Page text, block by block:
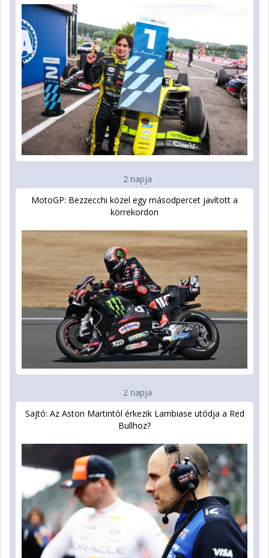
2 napja
MotoGP: Bezzecchi közel egy másodpercet javított a
körrekordon
2 napja
Sajtó: Az Aston Martintól érkezik Lambiase utódja a Red
Bullhoz?